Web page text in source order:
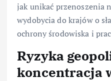
jak unikać przenoszenia
wydobycia do krajów o
ochrony środowiska i
Ryzyka
koncentracja